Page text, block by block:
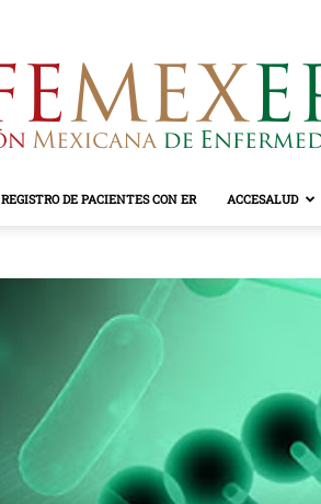
REGISTRO DE PACIENTES CON ER ACCESALUD